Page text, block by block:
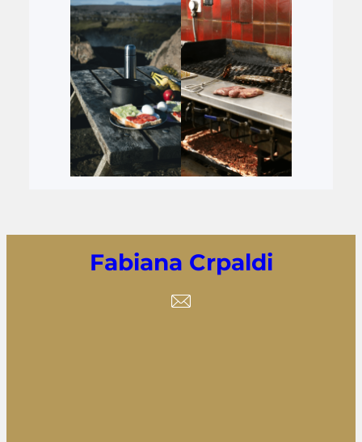
Fabiana Crpaldi